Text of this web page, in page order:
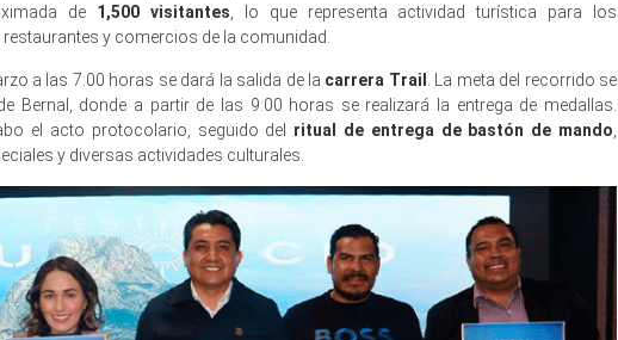
de 1,500 visitantes , lo que representa actividad turística para los
y comercios de la comunidad.
a las 7:00 horas se dará la salida de la carrera Trail
. La meta del recorrido se
Bernal, donde a partir de las 9:00 horas se realizará la entrega de medallas.
el acto protocolario, seguido del ritual de entrega de bastón de mando
y diversas actividades culturales.